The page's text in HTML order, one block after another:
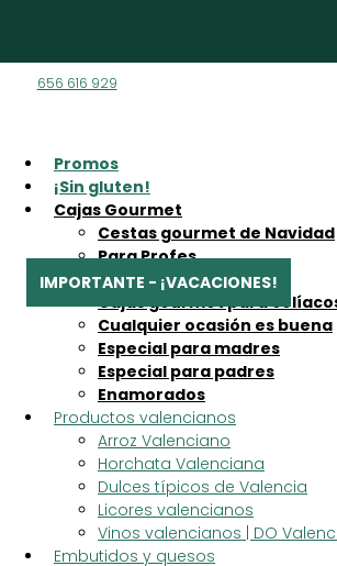
656 616 929
Promos
¡Sin gluten!
Cajas Gourmet
Cestas gourmet de Navidad
Para Profes
Sabores de Valencia
Cajas gourmet para
Cualquier ocasión es buena
Especial para madres
Especial para padres
Enamorados
Productos valencianos
Arroz Valenciano
Horchata Valenciana
Dulces típicos de Valencia
Licores valencianos
Vinos valencianos | DO
Embutidos y quesos
“Delecto crianza” se ha añadido a tu
En amossos nos tomamos un
No podremos hacer envíos de
¡Nos veremos a la vuelta con aún más
Embutidos y quesos/Embutidos
Coent